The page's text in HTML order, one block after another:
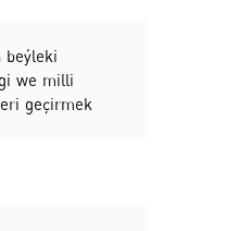
beýleki
we milli
geçirmek